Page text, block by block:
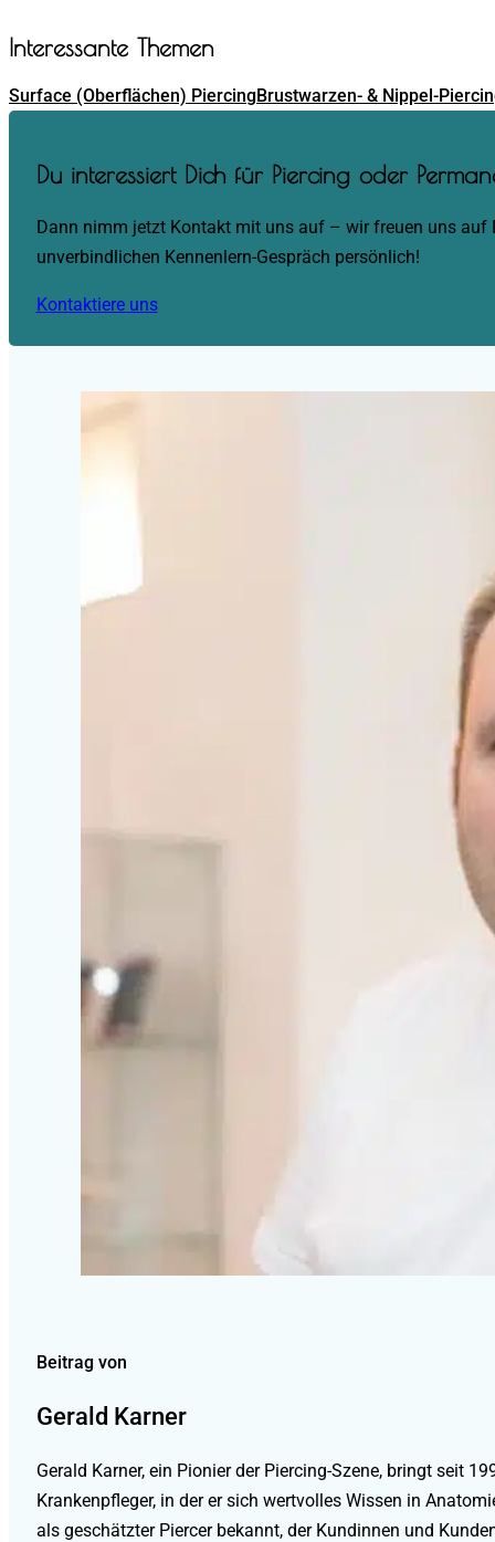
Interessante Themen
Surface (Oberflächen) PiercingBrustwarzen- & Nippel-
Du interessiert Dich für Piercing oder
Dann nimm jetzt Kontakt mit uns auf – wir freuen uns auf
unverbindlichen Kennenlern-Gespräch persönlich!
Kontaktiere uns
Beitrag von
Gerald Karner
Gerald Karner, ein Pionier der Piercing-Szene, bringt seit
Krankenpfleger, in der er sich wertvolles Wissen in
als geschätzter Piercer bekannt, der Kundinnen und